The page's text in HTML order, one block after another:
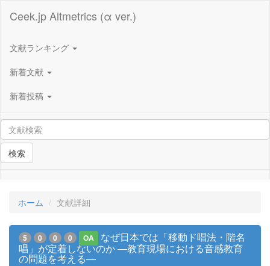
Ceek.jp Altmetrics (α ver.)
文献ランキング
新着文献
新着投稿
検索
ホーム 文献詳細
5 0 0 0 OA
なぜ日本では「移動ド唱法・階名
唱」が定着しないのか ―教育現場における音感教育
の問題を考える―